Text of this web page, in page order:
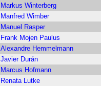
Markus Winterberg
Manfred Wimber
Manuel Rasper
Frank Mojen Paulus
Alexandre Hemmelmann
Javier Durán
Marcus Hofmann
Renata Lutke